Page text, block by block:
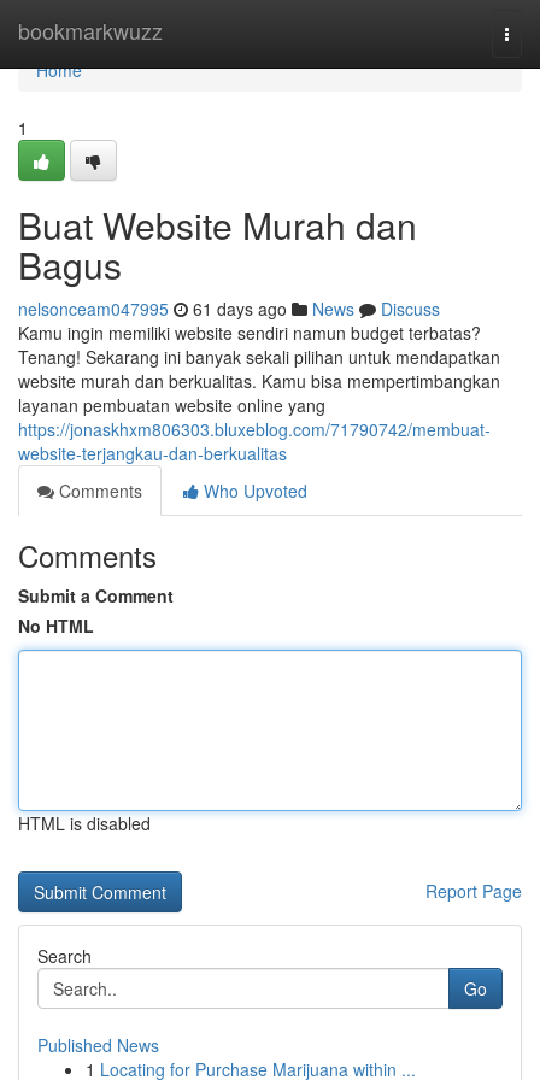
bookmarkwuzz
Home
Home
1
Buat Website Murah dan
Bagus
nelsonceam047995 61 days ago News
Discuss
Kamu ingin memiliki website sendiri namun budget terbatas?
Tenang! Sekarang ini banyak sekali pilihan untuk mendapatkan
website murah dan berkualitas. Kamu bisa mempertimbangkan
layanan pembuatan website online yang
https://jonaskhxm806303.bluxeblog.com/71790742/membuat-
website-terjangkau-dan-berkualitas
Comments
Who Upvoted
Comments
Submit a Comment
No HTML
HTML is disabled
Report Page
Search
Go
Published News
1 Locating for Purchase Marijuana within ...